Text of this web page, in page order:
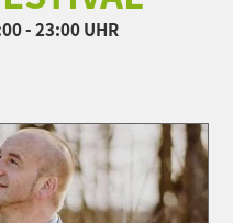
- 23:00 UHR